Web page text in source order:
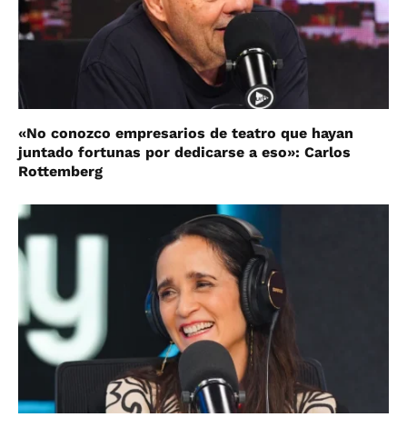
«No conozco empresarios de teatro que hayan
juntado fortunas por dedicarse a eso»: Carlos
Rottemberg